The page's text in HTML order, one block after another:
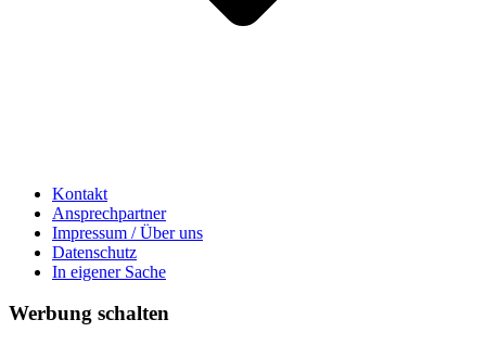
Kontakt
Ansprechpartner
Impressum / Über uns
Datenschutz
In eigener Sache
Werbung schalten